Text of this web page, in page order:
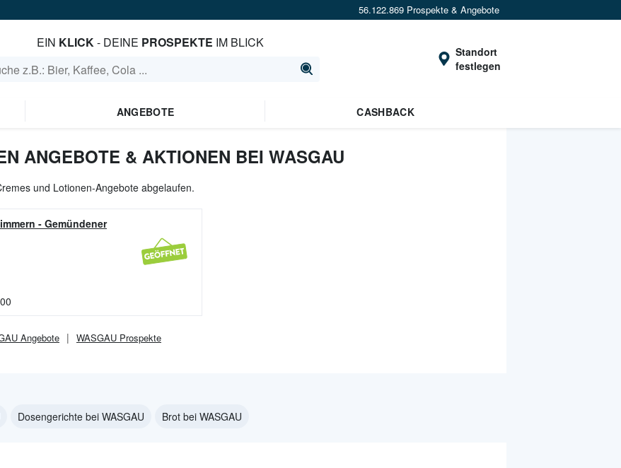
56.122.869 Prospekte & Angebote
EIN KLICK- DEINE PROSPEKTE IM BLICK
Standort
festlegen
ANGEBOTE CASHBACK
ANGEBOTE & AKTIONEN BEI WASGAU
und Lotionen-Angebote abgelaufen.
- Gemündener
Angebote WASGAU Prospekte
Dosengerichte bei WASGAU Brot bei WASGAU